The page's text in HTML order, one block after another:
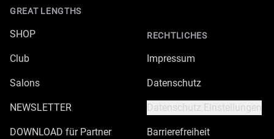
GREAT LENGTHS
SHOP
Club
Salons
NEWSLETTER
DOWNLOAD für Partner
RECHTLICHES
Impressum
Datenschutz
Datenschutz Einstellungen
Barrierefreiheit